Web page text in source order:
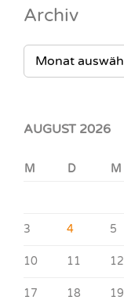
Archiv
ARCHIV
AUGUST 2026
M D M
3 4 5
10 11 12
17 18 19